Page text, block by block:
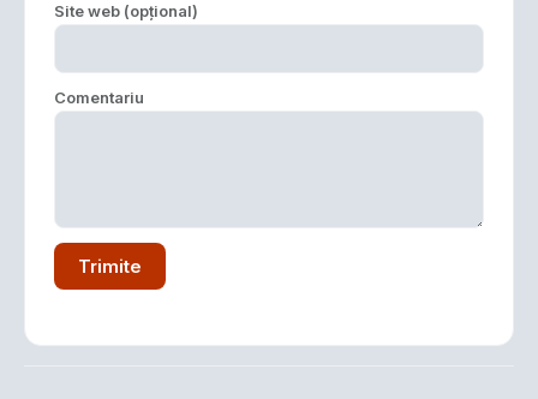
Site web (opțional)
Comentariu
Trimite